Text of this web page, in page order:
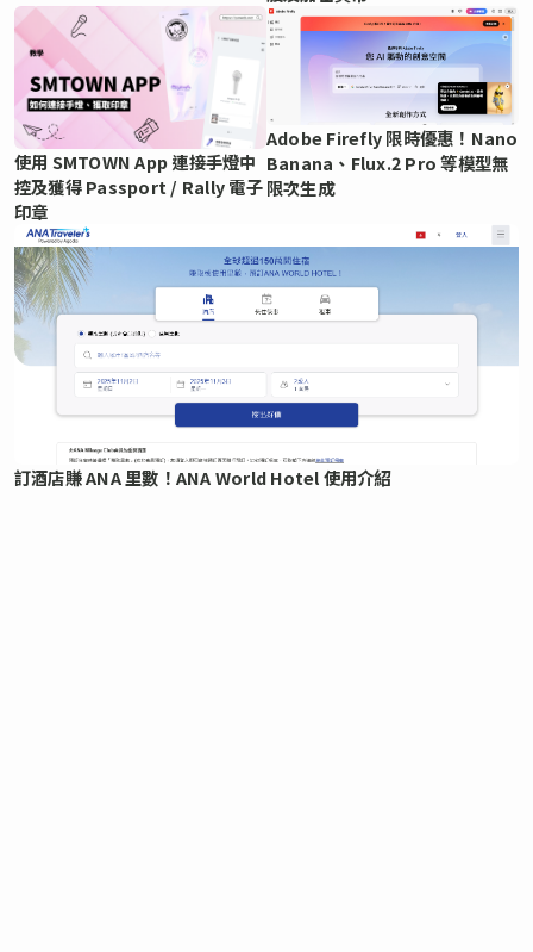
使用 SMTOWN App 連接手燈中
控及獲得 Passport / Rally 電子
印章
Adobe Firefly 限時優惠！Nano
Banana、Flux.2 Pro 等模型無
限次生成
訂酒店賺 ANA 里數！ANA World Hotel 使用介紹